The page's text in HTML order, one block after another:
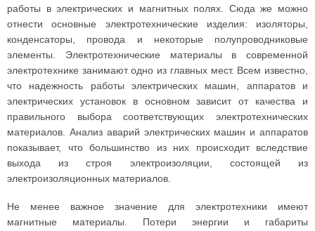
работы в электрических и магнитных полях. Сюда же можно
отнести основные электротехнические изделия: изоляторы,
конденсаторы, провода и некоторые полупроводниковые
элементы. Электротехнические материалы в современной
электротехнике занимают одно из главных мест. Всем известно,
что надежность работы электрических машин, аппаратов и
электрических установок в основном зависит от качества и
правильного выбора соответствующих электротехнических
материалов. Анализ аварий электрических машин и аппаратов
показывает, что большинство из них происходит вследствие
выхода из строя электроизоляции, состоящей из
электроизоляционных материалов.
Не менее важное значение для электротехники имеют
магнитные материалы. Потери энергии и габариты